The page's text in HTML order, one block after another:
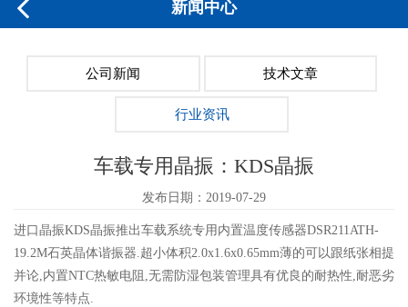
新闻中心
公司新闻 技术文章
行业资讯
车载专用晶振：KDS晶振
发布日期：2019-07-29
进口晶振KDS晶振推出车载系统专用内置温度传感器DSR211ATH-
19.2M石英晶体谐振器.超小体积2.0x1.6x0.65mm薄的可以跟纸张相提
并论,内置NTC热敏电阻,无需防湿包装管理具有优良的耐热性,耐恶劣
环境性等特点.